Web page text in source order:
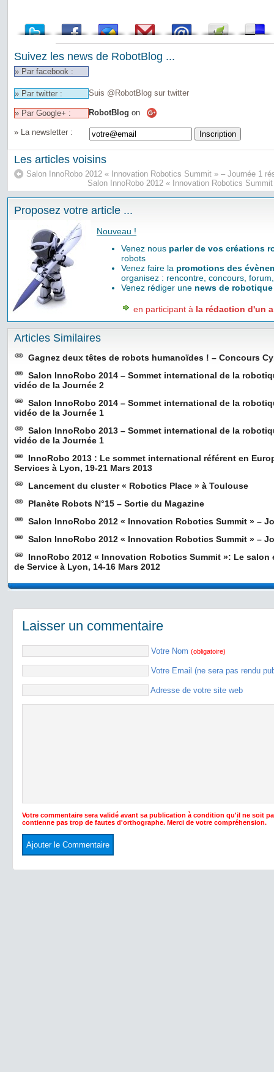
Suivez les news de RobotBlog ...
» Par facebook :
» Par twitter : Suis @RobotBlog sur twitter
» Par Google+ : RobotBlog on
» La newsletter :
Les articles voisins
Salon InnoRobo 2012 « Innovation Robotics Summit » – Journée 1
Salon InnoRobo 2012 « Innovation Robotics
Proposez votre article ...
Nouveau !
Venez nous parler de vos créations
robots
Venez faire la promotions des
organisez : rencontre, concours,
Venez rédiger une news de robotique
en participant à la rédaction d'un
Articles Similaires
Gagnez deux têtes de robots humanoïdes ! – Concours
Salon InnoRobo 2014 – Sommet international de la
vidéo de la Journée 2
Salon InnoRobo 2014 – Sommet international de la
vidéo de la Journée 1
Salon InnoRobo 2013 – Sommet international de la
vidéo de la Journée 1
InnoRobo 2013 : Le sommet international référent en
Services à Lyon, 19-21 Mars 2013
Lancement du cluster « Robotics Place » à Toulouse
Planète Robots N°15 – Sortie du Magazine
Salon InnoRobo 2012 « Innovation Robotics Summit » –
Salon InnoRobo 2012 « Innovation Robotics Summit » –
InnoRobo 2012 « Innovation Robotics Summit »: Le
de Service à Lyon, 14-16 Mars 2012
Laisser un commentaire
Votre Nom (obligatoire)
Votre Email (ne sera pas rendu
Adresse de votre site web
Votre commentaire sera validé avant sa publication à condition qu'il ne soit
contienne pas trop de fautes d'orthographe. Merci de votre compréhension.